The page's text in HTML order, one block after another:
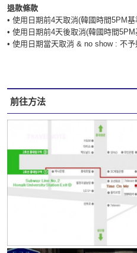
退款條款
• 使用日期前4天取消(韓國時間5PM
• 使用日期前4天後取消(韓國時間
• 使用日期當天取消 & no show : 不予
前往方法